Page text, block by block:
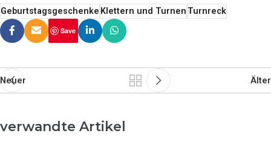
GeburtstagsgeschenkeKlettern und TurnenTurnreck
Save
Neuer Älter
verwandte Artikel